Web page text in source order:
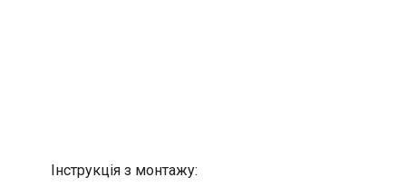
Інструкція з монтажу: